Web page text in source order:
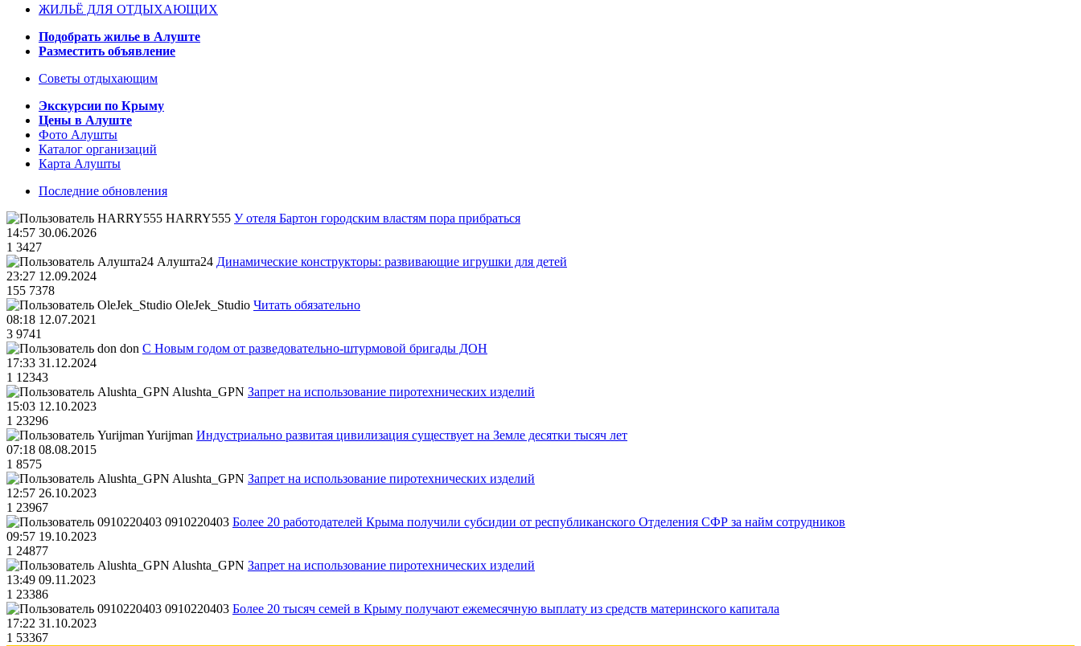
ЖИЛЬЁ ДЛЯ ОТДЫХАЮЩИХ
Подобрать жилье в Алуште
Разместить объявление
Советы отдыхающим
Экскурсии по Крыму
Цены в Алуште
Фото Алушты
Каталог организаций
Карта Алушты
Последние обновления
HARRY555 У отеля Бартон городским властям пора прибраться
14:57 30.06.2026
1 3427
Алушта24 Динамические конструкторы: развивающие игрушки для детей
23:27 12.09.2024
155 7378
OleJek_Studio Читать обязательно
08:18 12.07.2021
3 9741
don С Новым годом от разведовательно-штурмовой бригады ДОН
17:33 31.12.2024
1 12343
Alushta_GPN Запрет на использование пиротехнических изделий
15:03 12.10.2023
1 23296
Yurijman Индустриально развитая цивилизация существует на Земле десятки тысяч лет
07:18 08.08.2015
1 8575
Alushta_GPN Запрет на использование пиротехнических изделий
12:57 26.10.2023
1 23967
0910220403 Более 20 работодателей Крыма получили субсидии от республиканского Отделения СФР за найм сотрудников
09:57 19.10.2023
1 24877
Alushta_GPN Запрет на использование пиротехнических изделий
13:49 09.11.2023
1 23386
0910220403 Более 20 тысяч семей в Крыму получают ежемесячную выплату из средств материнского капитала
17:22 31.10.2023
1 53367